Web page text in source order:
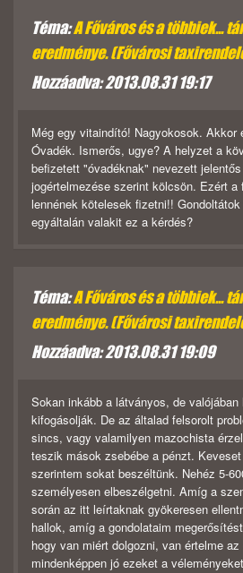
Téma:A Főváros és a többiek...
eredménye. (Fővárosi
Hozzáadva: 2013.08.31 19:17
Még egy vitaindító! Nagyokosok. Akkor
Óvadék. Ismerős, ugye? A helyzet a
befizetett "óvadéknak" nevezett
jogértelmezése szerint kölcsön. Ezért
lennének kötelesek fizetni!!
egyáltalán valakit ez a kérdés?
Téma:A Főváros és a többiek...
eredménye. (Fővárosi
Hozzáadva: 2013.08.31 19:09
Sokan inkább a látványos, de
kifogásolják. De az általad felsorolt
sincs, vagy valamilyen mazochista
teszik mások zsebébe a pénzt.
szerintem sokat beszéltünk. Nehéz 5-
személyesen elbeszélgetni. Amíg a
során az itt leírtaknak gyökeresen
hallok, amíg a gondolataim
hogy van miért dolgozni, van értelme
mindenképpen jó ezeket a